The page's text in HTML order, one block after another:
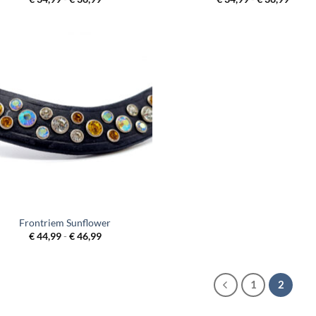
Frontriem Sunflower
€44,99- €46,99Prijsklasse:
1 2